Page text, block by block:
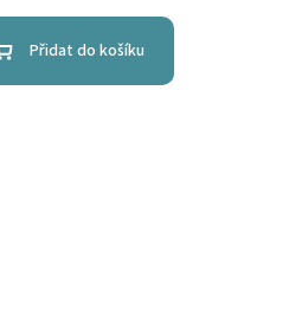
Přidat do košíku